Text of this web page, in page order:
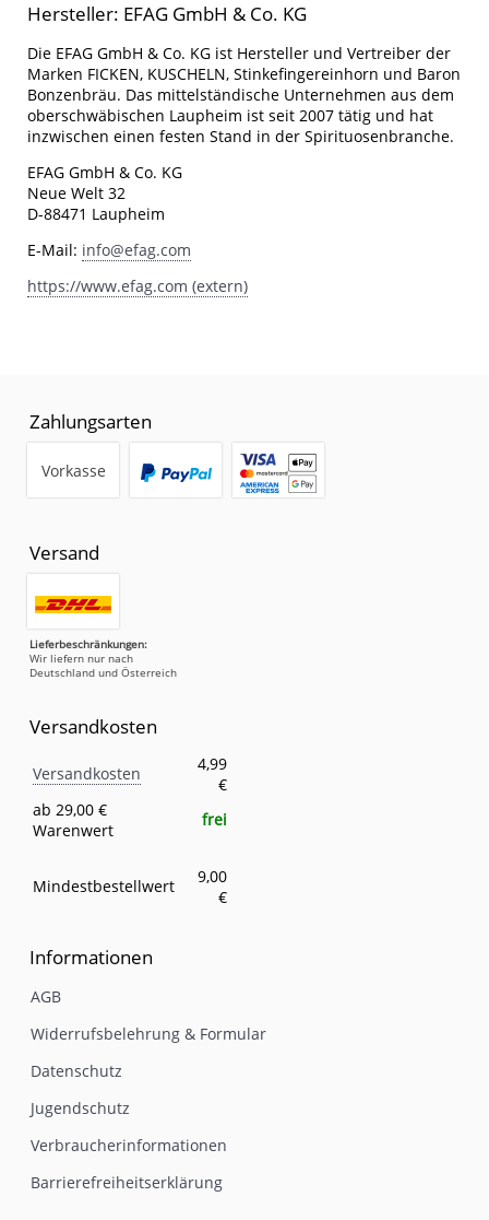
Hersteller: EFAG GmbH & Co. KG
Die EFAG GmbH & Co. KG ist Hersteller und Vertreiber der
Marken FICKEN, KUSCHELN, Stinkefingereinhorn und Baron
Bonzenbräu. Das mittelständische Unternehmen aus dem
oberschwäbischen Laupheim ist seit 2007 tätig und hat
inzwischen einen festen Stand in der Spirituosenbranche.
EFAG GmbH & Co. KG
Neue Welt 32
D-88471 Laupheim
E-Mail: info@efag.com
https://www.efag.com (extern)
Zahlungsarten
Vorkasse
Versand
Lieferbeschränkungen:
Wir liefern nur nach
Deutschland und Österreich
Versandkosten
Eigenschaft
Versandkosten
4,99
€
ab 29,00 €
Warenwert
frei
Mindestbestellwert
9,00
€
Informationen
AGB
Widerrufsbelehrung & Formular
Datenschutz
Jugendschutz
Verbraucherinformationen
Barrierefreiheitserklärung